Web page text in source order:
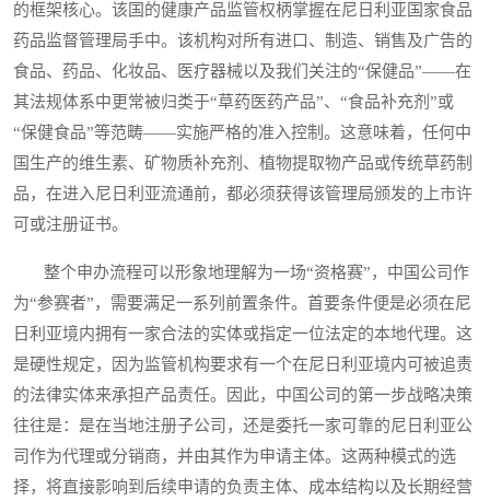
的框架核心。该国的健康产品监管权柄掌握在尼日利亚国家食品
药品监督管理局手中。该机构对所有进口、制造、销售及广告的
食品、药品、化妆品、医疗器械以及我们关注的“保健品”——在
其法规体系中更常被归类于“草药医药产品”、“食品补充剂”或
“保健食品”等范畴——实施严格的准入控制。这意味着，任何中
国生产的维生素、矿物质补充剂、植物提取物产品或传统草药制
品，在进入尼日利亚流通前，都必须获得该管理局颁发的上市许
可或注册证书。
整个申办流程可以形象地理解为一场“资格赛”，中国公司作
为“参赛者”，需要满足一系列前置条件。首要条件便是必须在尼
日利亚境内拥有一家合法的实体或指定一位法定的本地代理。这
是硬性规定，因为监管机构要求有一个在尼日利亚境内可被追责
的法律实体来承担产品责任。因此，中国公司的第一步战略决策
往往是：是在当地注册子公司，还是委托一家可靠的尼日利亚公
司作为代理或分销商，并由其作为申请主体。这两种模式的选
择，将直接影响到后续申请的负责主体、成本结构以及长期经营